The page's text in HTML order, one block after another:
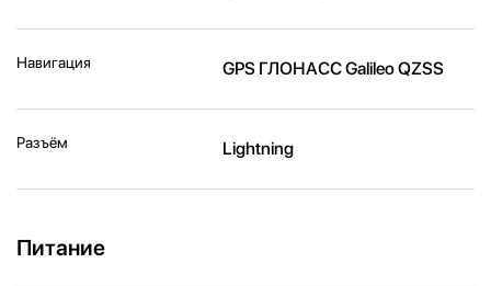
Навигация GPS ГЛОНАСС Galileo QZSS
Разъём Lightning
Питание